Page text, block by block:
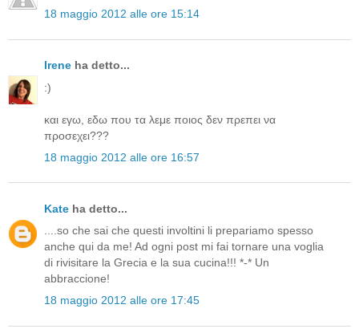
18 maggio 2012 alle ore 15:14
Irene ha detto...
:)
και εγω, εδω που τα λεμε ποιος δεν πρεπει να
προσεχει???
18 maggio 2012 alle ore 16:57
Kate ha detto...
....so che sai che questi involtini li prepariamo spesso
anche qui da me! Ad ogni post mi fai tornare una voglia
di rivisitare la Grecia e la sua cucina!!! *-* Un
abbraccione!
18 maggio 2012 alle ore 17:45